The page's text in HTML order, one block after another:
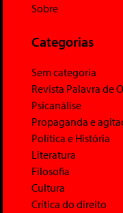
Sobre
Categorias
Sem categoria
Revista Palavra de
Psicanálise
Propaganda e
Política e História
Literatura
Filosofia
Cultura
Crítica do direito